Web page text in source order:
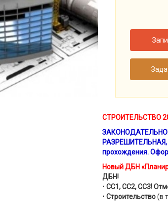
СТРОИТЕЛЬСТВО
РАЗРЕШИТЕЛЬНАЯ,
прохождения.
Новый ДБН «
ДБН!
• СС1, СС2, СС3!
• Строительство(в